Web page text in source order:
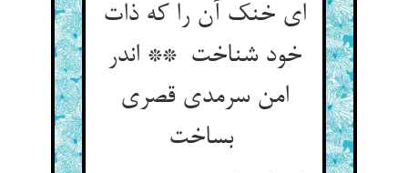
ای خنک آن را که ذات
خود شناخت ** اندر
امن سرمدی قصری
بساخت